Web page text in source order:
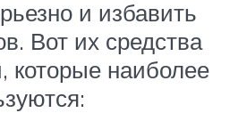
и избавить
Вот их средства
которые наиболее